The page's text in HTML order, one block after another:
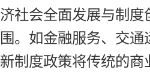
济社会全面发展与制
围。如金融服务、交
新制度政策将传统的